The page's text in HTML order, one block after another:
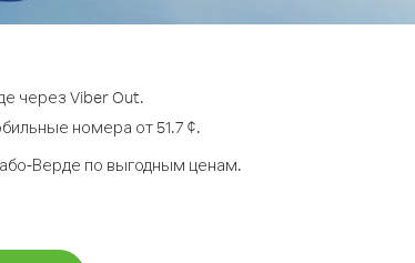
через Viber Out.
номера от 51.7 ¢.
Верде по выгодным ценам.